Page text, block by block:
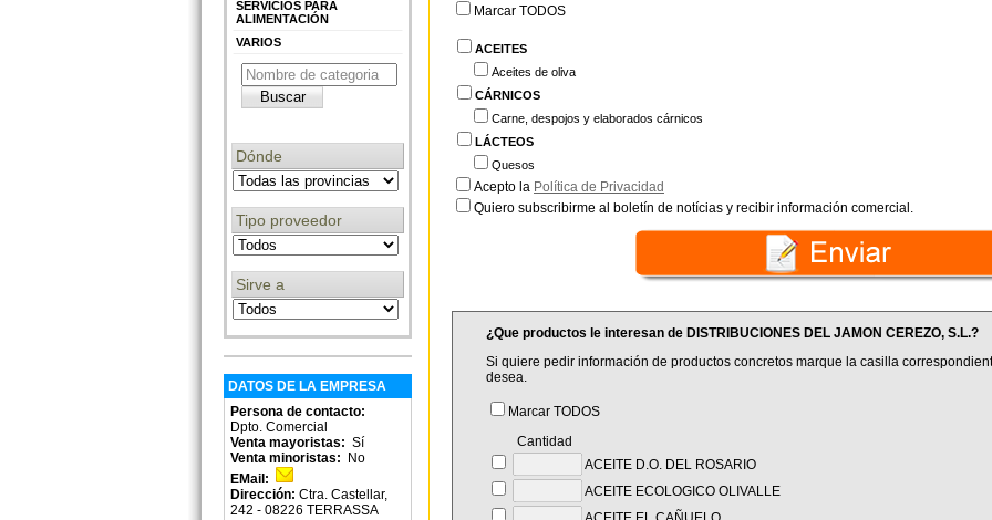
SERVICIOS PARA
ALIMENTACIÓN
VARIOS
Dónde
Tipo proveedor
Sirve a
DATOS DE LA EMPRESA
Persona de contacto:
Dpto. Comercial
Venta mayoristas: Sí
Venta minoristas: No
EMail:
Dirección: Ctra. Castellar,
242 - 08226 TERRASSA
Marcar TODOS
ACEITES
Aceites de oliva
CÁRNICOS
Carne, despojos y elaborados cárnicos
LÁCTEOS
Quesos
Acepto la Política de Privacidad
Quiero subscribirme al boletín de notícias y recibir información comercial.
¿Que productos le interesan de DISTRIBUCIONES DEL JAMON CEREZO, S.L.?
Si quiere pedir información de productos concretos marque la casilla
desea.
Marcar TODOS
Cantidad
ACEITE D.O. DEL ROSARIO
ACEITE ECOLOGICO OLIVALLE